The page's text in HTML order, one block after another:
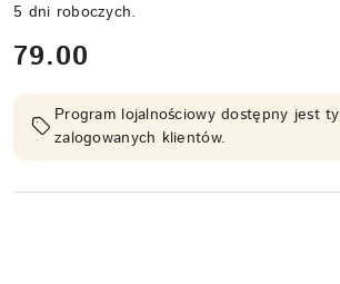
5 dni roboczych.
cena:
79.00
Program lojalnościowy dostępny jest
zalogowanych klientów.